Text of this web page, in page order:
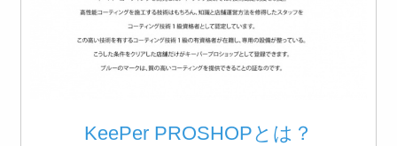
KeePer PROSHOPとは？